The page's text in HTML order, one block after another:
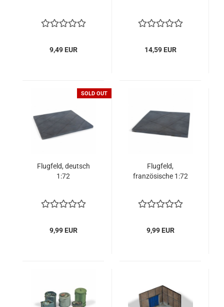
9,49 EUR 14,59 EUR
SOLD OUT
Flugfeld, deutsch
1:72
9,99 EUR
Flugfeld,
französische 1:72
9,99 EUR